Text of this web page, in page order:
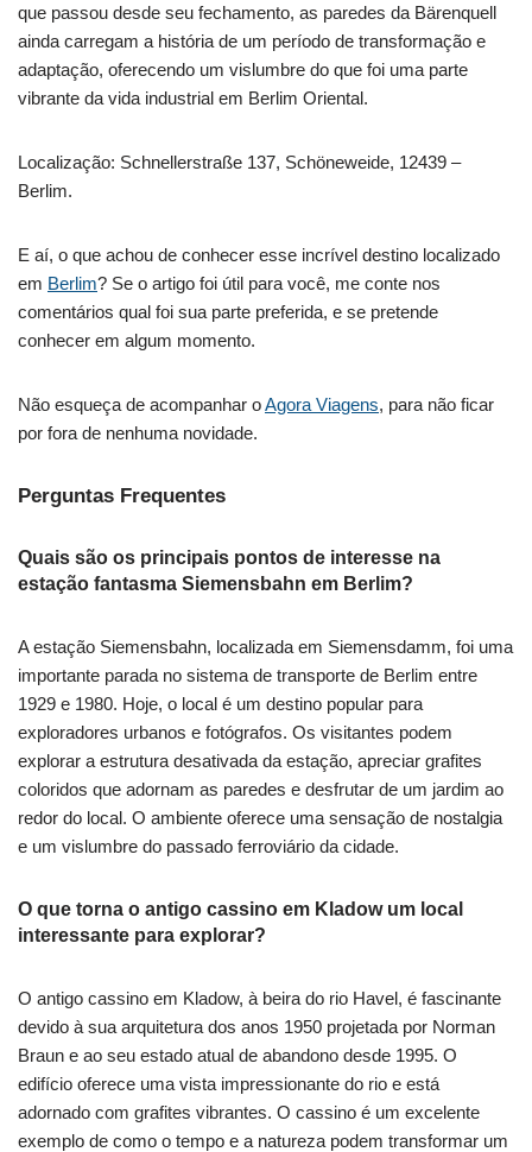
que passou desde seu fechamento, as paredes da Bärenquell
ainda carregam a história de um período de transformação e
adaptação, oferecendo um vislumbre do que foi uma parte
vibrante da vida industrial em Berlim Oriental.
Localização: Schnellerstraße 137, Schöneweide, 12439 –
Berlim.
E aí, o que achou de conhecer esse incrível destino localizado
em Berlim? Se o artigo foi útil para você, me conte nos
comentários qual foi sua parte preferida, e se pretende
conhecer em algum momento.
Não esqueça de acompanhar oAgora Viagens, para não ficar
por fora de nenhuma novidade.
Perguntas Frequentes
Quais são os principais pontos de interesse na
estação fantasma Siemensbahn em Berlim?
A estação Siemensbahn, localizada em Siemensdamm, foi uma
importante parada no sistema de transporte de Berlim entre
1929 e 1980. Hoje, o local é um destino popular para
exploradores urbanos e fotógrafos. Os visitantes podem
explorar a estrutura desativada da estação, apreciar grafites
coloridos que adornam as paredes e desfrutar de um jardim ao
redor do local. O ambiente oferece uma sensação de nostalgia
e um vislumbre do passado ferroviário da cidade.
O que torna o antigo cassino em Kladow um local
interessante para explorar?
O antigo cassino em Kladow, à beira do rio Havel, é fascinante
devido à sua arquitetura dos anos 1950 projetada por Norman
Braun e ao seu estado atual de abandono desde 1995. O
edifício oferece uma vista impressionante do rio e está
adornado com grafites vibrantes. O cassino é um excelente
exemplo de como o tempo e a natureza podem transformar um